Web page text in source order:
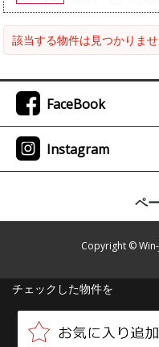
該当する物件は見つかりませ
チェックした物件を
FaceBook
Instagram
ペ
Copyright © Win-